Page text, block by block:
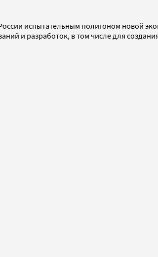
испытательным полигоном новой
и разработок, в том числе для